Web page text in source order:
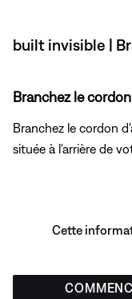
built invisible |
Branchez le
Branchez le cordon
située à l'arrière de
Cette